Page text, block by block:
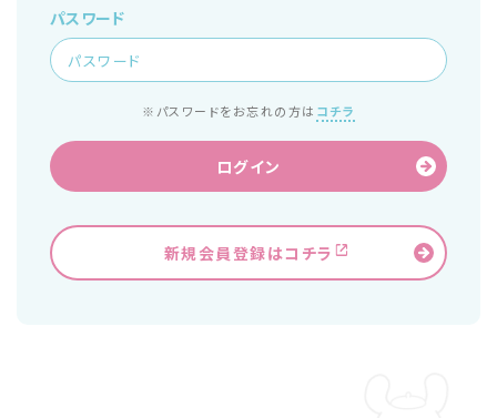
パスワード
※パスワードをお忘れの方は コチラ
ログイン
新規会員登録はコチラ